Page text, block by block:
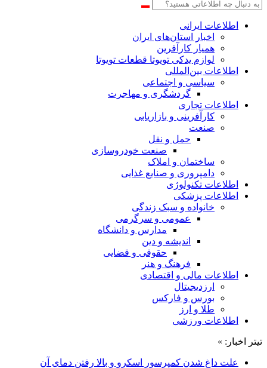
اطلاعات‌ ‎ایرانی
اخبار استان‌های ایران
همیار کارآفرین
لوازم یدکی تویوتا قطعات تویوتا
اطلاعات بین‌المللی
سیاسی و اجتماعی
گردشگری و مهاجرت
اطلاعات تجاری
کارآفرینی و بازاریابی
صنعت
حمل و نقل
صنعت خودروسازی
ساختمان و املاک
دامپروری و صنایع غذایی
اطلاعات تکنولوژی
اطلاعات پزشکی
خانواده و سبک زندگی
عمومی و سرگرمی
مدارس و دانشگاه
اندیشه و دین
حقوقی و قضایی
فرهنگ و هنر
اطلاعات مالی و اقتصادی
ارزدیجیتال
بورس و فارکس
طلا و ارز
اطلاعات ورزشی
تیتر اخبار: »
علت داغ شدن کمپرسور اسکرو و بالا رفتن دمای آن